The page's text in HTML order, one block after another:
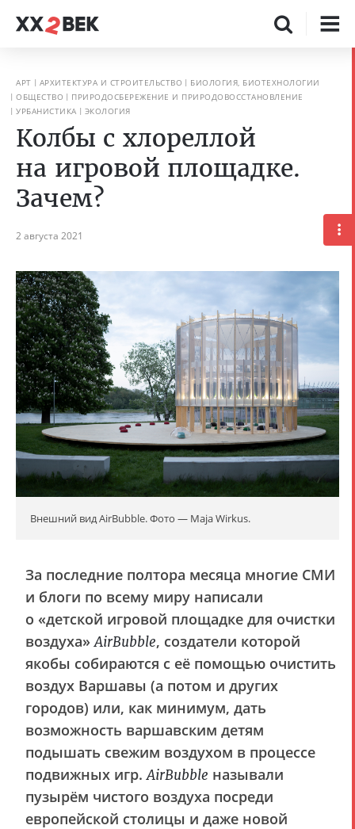
АРТ АРХИТЕКТУРА И СТРОИТЕЛЬСТВО
БИОЛОГИЯ, БИОТЕХНОЛОГИИ
ОБЩЕСТВО
ПРИРОДОСБЕРЕЖЕНИЕ И ПРИРОДОВОССТАНОВЛЕНИЕ
УРБАНИСТИКА
ЭКОЛОГИЯ
Колбы с хлореллой
на игровой площадке.
Зачем?
2 августа 2021
Внешний вид AirBubble. Фото — Maja Wirkus.
За последние полтора месяца многие СМИ
и блоги по всему миру написали
о «детской игровой площадке для очистки
воздуха»AirBubble, создатели которой
якобы собираются с её помощью очистить
воздух Варшавы (а потом и других
городов) или, как минимум, дать
возможность варшавским детям
подышать свежим воздухом в процессе
подвижных игр.AirBubble называли
пузырём чистого воздуха посреди
европейской столицы и даже новой